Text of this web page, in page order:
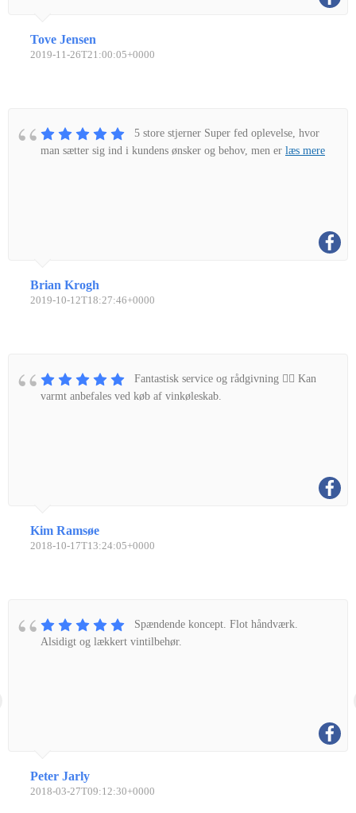
Tove Jensen
2019-11-26T21:00:05+0000
5 store stjerner Super fed oplevelse, hvor
man sætter sig ind i kundens ønsker og behov, men er læs mere
Brian Krogh
2019-10-12T18:27:46+0000
Fantastisk service og rådgivning 👌🏼 Kan
varmt anbefales ved køb af vinkøleskab.
Kim Ramsøe
2018-10-17T13:24:05+0000
Spændende koncept. Flot håndværk.
Alsidigt og lækkert vintilbehør.
Peter Jarly
2018-03-27T09:12:30+0000